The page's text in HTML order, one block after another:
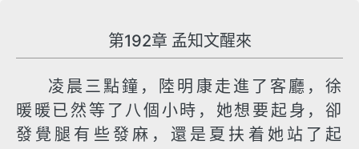
第192章 孟知文醒來
凌晨三點鐘，陸明康走進了客廳，徐
暖暖已然等了八個小時，她想要起身，卻
發覺腿有些發麻，還是夏扶着她站了起